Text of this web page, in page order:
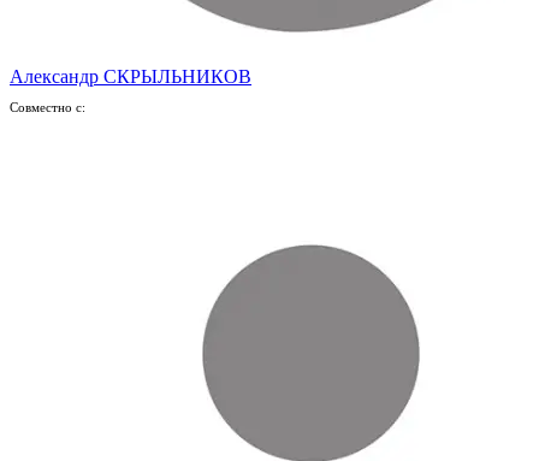
Александр СКРЫЛЬНИКОВ
Совместно с: